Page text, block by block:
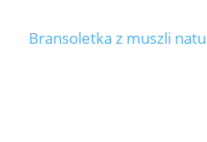
Bransoletka z muszli